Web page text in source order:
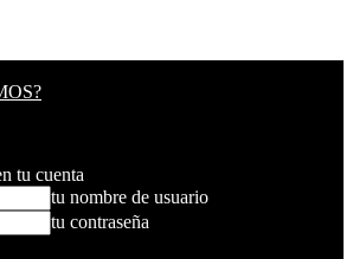
tu cuenta
tu nombre de usuario
tu contraseña